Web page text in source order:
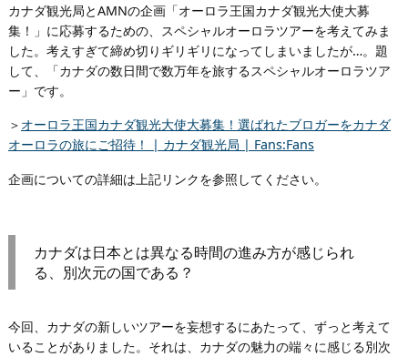
カナダ観光局とAMNの企画「オーロラ王国カナダ観光大使大募
集！」に応募するための、スペシャルオーロラツアーを考えてみま
した。考えすぎて締め切りギリギリになってしまいましたが…。題
して、「カナダの数日間で数万年を旅するスペシャルオーロラツア
ー」です。
＞ オーロラ王国カナダ観光大使大募集！選ばれたブロガーをカナダ
オーロラの旅にご招待！ | カナダ観光局 | Fans:Fans
企画についての詳細は上記リンクを参照してください。
カナダは日本とは異なる時間の進み方が感じられ
る、別次元の国である？
今回、カナダの新しいツアーを妄想するにあたって、ずっと考えて
いることがありました。それは、カナダの魅力の端々に感じる別次